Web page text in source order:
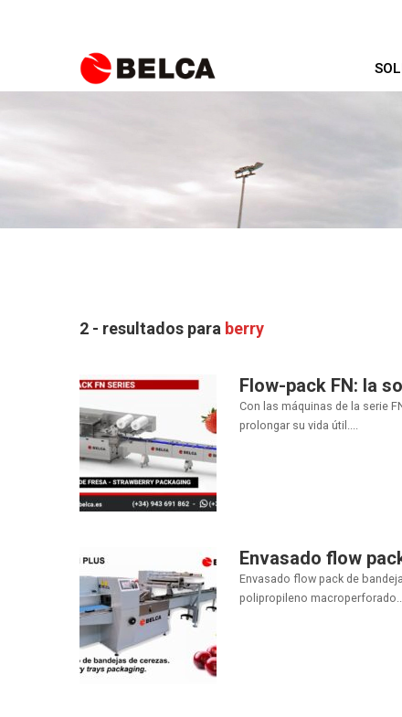
2 - resultados para berry
Flow-pack FN: la
Con las máquinas de la serie
prolongar su vida útil....
Envasado flow
Envasado flow pack de
polipropileno